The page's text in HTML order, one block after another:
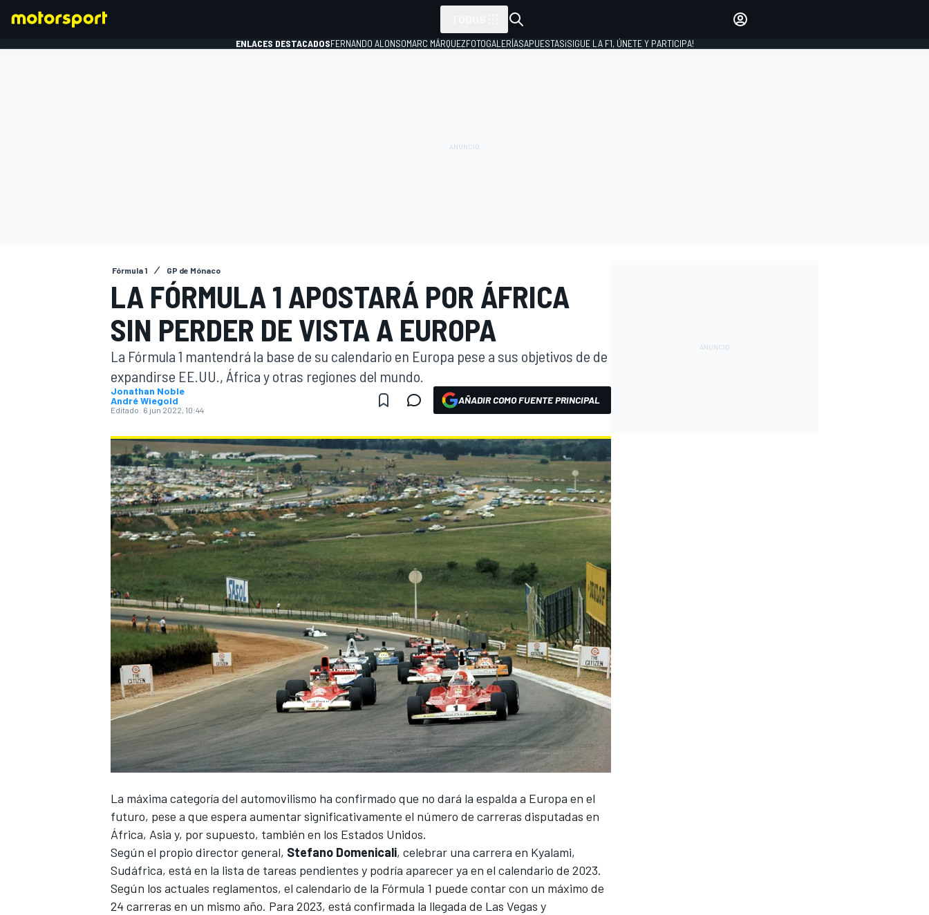
WEC FÓRMULA E
ENLACES DESTACADOSFERNANDO ALONSOMARC MÁRQUEZFOTOGALERÍASAPUESTAS¡SIGUE LA F1, ÚNETE Y PARTICIPA!
Fórmula 1 GP de Mónaco
LA FÓRMULA 1 APOSTARÁ POR ÁFRICA
SIN PERDER DE VISTA A EUROPA
La Fórmula 1 mantendrá la base de su calendario en Europa pese a sus objetivos de de
expandirse EE.UU., África y otras regiones del mundo.
Jonathan Noble
André Wiegold
Editado: 6 jun 2022, 10:44
AÑADIR COMO FUENTE PRINCIPAL
La máxima categoría del automovilismo ha confirmado que no dará la espalda a Europa en el
futuro, pese a que espera aumentar significativamente el número de carreras disputadas en
África, Asia y, por supuesto, también en los Estados Unidos.
Según el propio director general, Stefano Domenicali, celebrar una carrera en Kyalami,
Sudáfrica, está en la lista de tareas pendientes y podría aparecer ya en el calendario de 2023.
Según los actuales reglamentos, el calendario de la Fórmula 1 puede contar con un máximo de
24 carreras en un mismo año. Para 2023, está confirmada la llegada de Las Vegas y